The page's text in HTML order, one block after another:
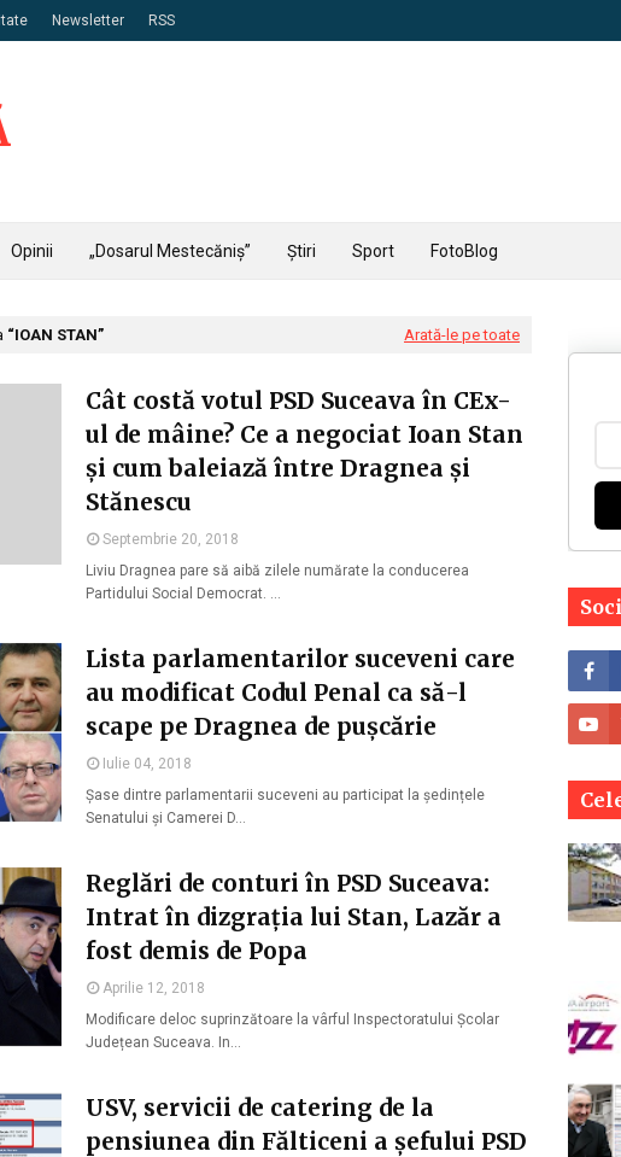
Newsletter RSS
Opinii „Dosarul Mestecăniș” Știri Sport FotoBlog
IOAN STAN Arată-le pe toate
Cât costă votul PSD Suceava în CEx-
ul de mâine? Ce a negociat Ioan Stan
și cum baleiază între Dragnea și
Stănescu
Septembrie 20, 2018
Liviu Dragnea pare să aibă zilele numărate la conducerea
Partidului Social Democrat. …
Lista parlamentarilor suceveni care
au modificat Codul Penal ca să-l
scape pe Dragnea de pușcărie
Iulie 04, 2018
Șase dintre parlamentarii suceveni au participat la ședințele
Senatului și Camerei D…
Reglări de conturi în PSD Suceava:
Intrat în dizgrația lui Stan, Lazăr a
fost demis de Popa
Aprilie 12, 2018
Modificare deloc suprinzătoare la vârful Inspectoratului Școlar
Județean Suceava. In…
USV, servicii de catering de la
pensiunea din Fălticeni a șefului PSD